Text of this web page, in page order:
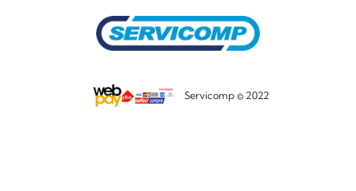
Servicomp © 2022